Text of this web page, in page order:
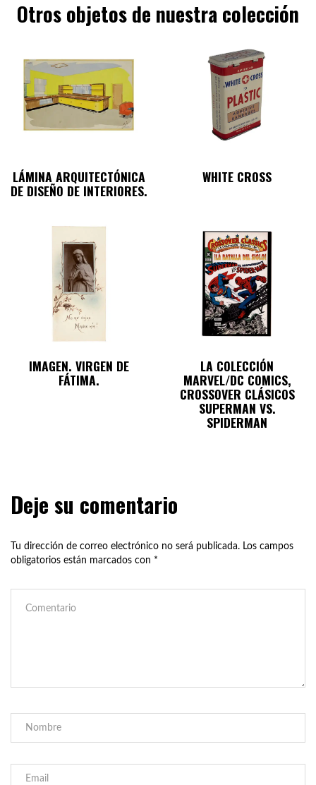
Otros objetos de nuestra colección
LÁMINA ARQUITECTÓNICA
DE DISEÑO DE INTERIORES.
WHITE CROSS
IMAGEN. VIRGEN DE
FÁTIMA.
LA COLECCIÓN
MARVEL/DC COMICS,
CROSSOVER CLÁSICOS
SUPERMAN VS.
SPIDERMAN
Deje su comentario
Tu dirección de correo electrónico no será publicada. Los campos
obligatorios están marcados con *